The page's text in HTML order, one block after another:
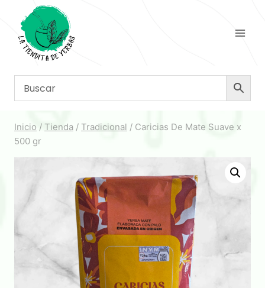
contenido
Inicio / Tienda / Tradicional / Caricias De Mate Suave x
500 gr